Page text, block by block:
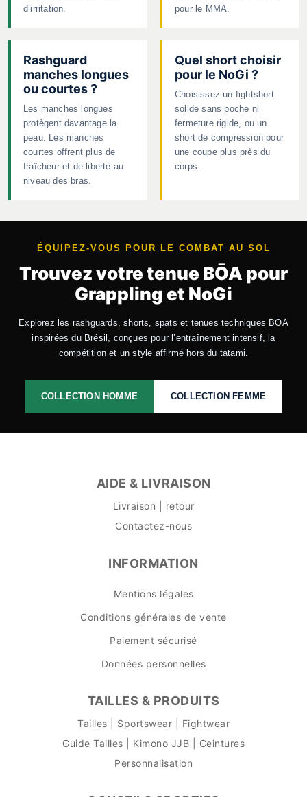
d’irritation.
pour le MMA.
Rashguard
manches longues
ou courtes ?
Les manches longues
protègent davantage la
peau. Les manches
courtes offrent plus de
fraîcheur et de liberté au
niveau des bras.
Quel short choisir
pour le NoGi ?
Choisissez un fightshort
solide sans poche ni
fermeture rigide, ou un
short de compression pour
une coupe plus près du
corps.
ÉQUIPEZ-VOUS POUR LE COMBAT AU SOL
Trouvez votre tenue BŌA pour
Grappling et NoGi
Explorez les rashguards, shorts, spats et tenues techniques BŌA
inspirées du Brésil, conçues pour l’entraînement intensif, la
compétition et un style affirmé hors du tatami.
COLLECTION HOMME COLLECTION FEMME
AIDE & LIVRAISON
Livraison | retour
Contactez-nous
INFORMATION
Mentions légales
Conditions générales de vente
Paiement sécurisé
Données personnelles
TAILLES & PRODUITS
Tailles | Sportswear | Fightwear
Guide Tailles | Kimono JJB | Ceintures
Personnalisation